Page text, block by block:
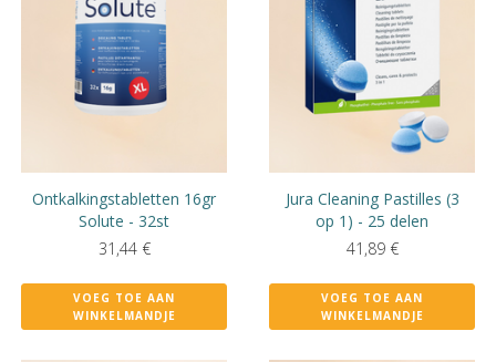
Ontkalkingstabletten 16gr
Solute - 32st
31,44 €
VOEG TOE AAN
WINKELMANDJE
Jura Cleaning Pastilles (3
op 1) - 25 delen
41,89 €
VOEG TOE AAN
WINKELMANDJE